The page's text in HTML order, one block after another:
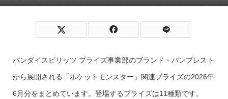
バンダイスピリッツ プライズ事業部のブランド・バンプレスト
から展開される「ポケットモンスター」関連プライズの2026年
6月分をまとめています。登場するプライズは11種類です。